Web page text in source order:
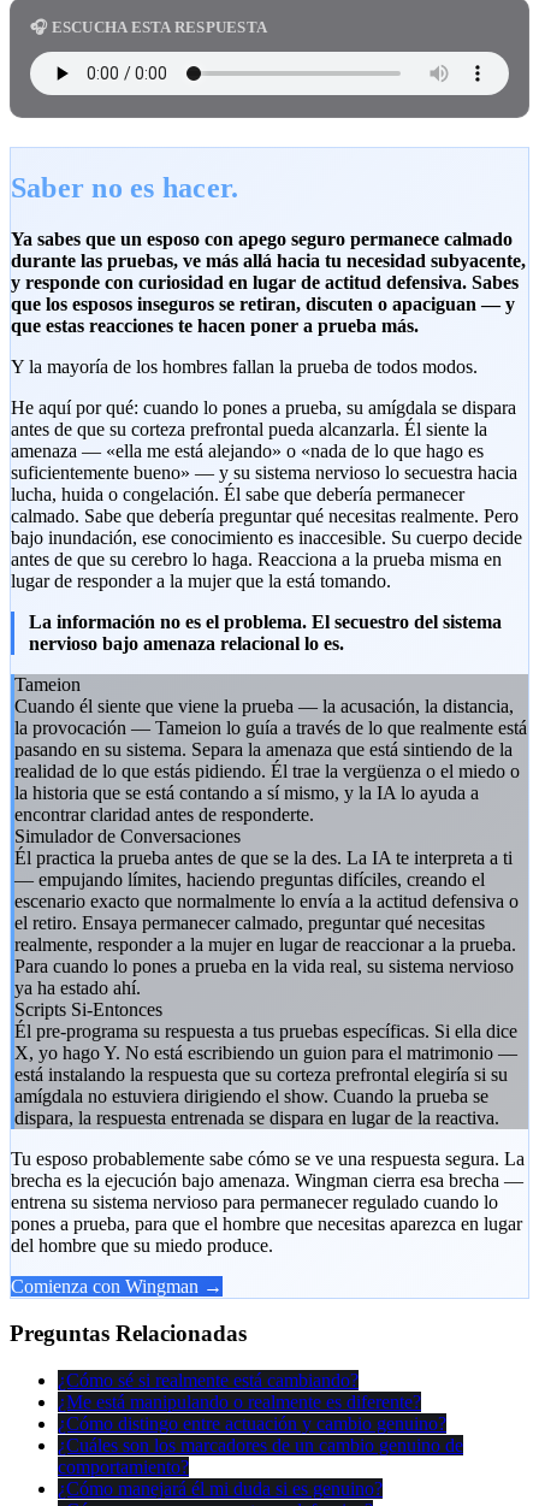
🎧 ESCUCHA ESTA RESPUESTA
Saber no es hacer.
Ya sabes que un esposo con apego seguro permanece calmado
durante las pruebas, ve más allá hacia tu necesidad subyacente,
y responde con curiosidad en lugar de actitud defensiva. Sabes
que los esposos inseguros se retiran, discuten o apaciguan — y
que estas reacciones te hacen poner a prueba más.
Y la mayoría de los hombres fallan la prueba de todos modos.
He aquí por qué: cuando lo pones a prueba, su amígdala se dispara
antes de que su corteza prefrontal pueda alcanzarla. Él siente la
amenaza — «ella me está alejando» o «nada de lo que hago es
suficientemente bueno» — y su sistema nervioso lo secuestra hacia
lucha, huida o congelación. Él sabe que debería permanecer
calmado. Sabe que debería preguntar qué necesitas realmente. Pero
bajo inundación, ese conocimiento es inaccesible. Su cuerpo decide
antes de que su cerebro lo haga. Reacciona a la prueba misma en
lugar de responder a la mujer que la está tomando.
La información no es el problema. El secuestro del sistema
nervioso bajo amenaza relacional lo es.
Tameion
Cuando él siente que viene la prueba — la acusación, la distancia,
la provocación — Tameion lo guía a través de lo que realmente está
pasando en su sistema. Separa la amenaza que está sintiendo de la
realidad de lo que estás pidiendo. Él trae la vergüenza o el miedo o
la historia que se está contando a sí mismo, y la IA lo ayuda a
encontrar claridad antes de responderte.
Simulador de Conversaciones
Él practica la prueba antes de que se la des. La IA te interpreta a ti
— empujando límites, haciendo preguntas difíciles, creando el
escenario exacto que normalmente lo envía a la actitud defensiva o
el retiro. Ensaya permanecer calmado, preguntar qué necesitas
realmente, responder a la mujer en lugar de reaccionar a la prueba.
Para cuando lo pones a prueba en la vida real, su sistema nervioso
ya ha estado ahí.
Scripts Si-Entonces
Él pre-programa su respuesta a tus pruebas específicas. Si ella dice
X, yo hago Y. No está escribiendo un guion para el matrimonio —
está instalando la respuesta que su corteza prefrontal elegiría si su
amígdala no estuviera dirigiendo el show. Cuando la prueba se
dispara, la respuesta entrenada se dispara en lugar de la reactiva.
Tu esposo probablemente sabe cómo se ve una respuesta segura. La
brecha es la ejecución bajo amenaza. Wingman cierra esa brecha —
entrena su sistema nervioso para permanecer regulado cuando lo
pones a prueba, para que el hombre que necesitas aparezca en lugar
del hombre que su miedo produce.
Comienza con Wingman →
Preguntas Relacionadas
¿Cómo sé si realmente está cambiando?
¿Me está manipulando o realmente es diferente?
¿Cómo distingo entre actuación y cambio genuino?
¿Cuáles son los marcadores de un cambio genuino de
comportamiento?
¿Cómo manejará él mi duda si es genuino?